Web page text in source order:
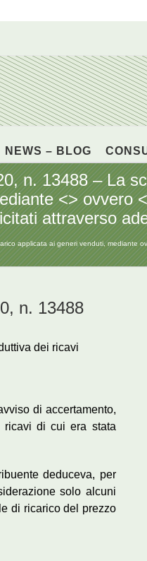
NEWS – BLOG
n. 13488 – La
<> ovvero <
attraverso
applicata ai generi venduti, mediante
n. 13488
dei ricavi
di accertamento,
ricavi di cui era stata
deduceva, per
solo alcuni
di ricarico del prezzo